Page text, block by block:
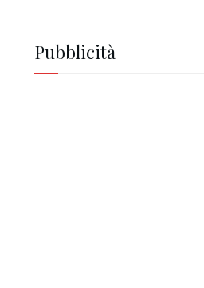
Pubblicità